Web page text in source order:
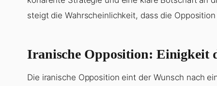
steigt die Wahrscheinlichkeit, dass die
Iranische Opposition: Einigkeit
Die iranische Opposition eint der Wunsch nach